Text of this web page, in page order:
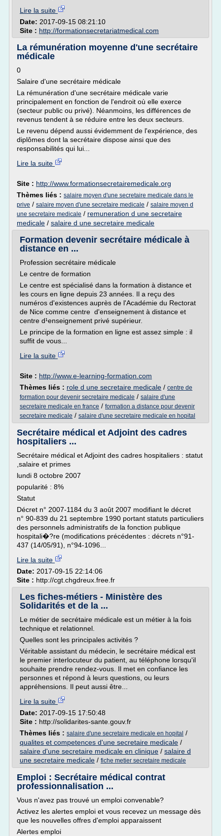
Lire la suite
Date: 2017-09-15 08:21:10
Site : http://formationsecretariatmedical.com
La rémunération moyenne d'une secrétaire
médicale
0
Salaire d'une secrétaire médicale
La rémunération d'une secrétaire médicale varie
principalement en fonction de l'endroit où elle exerce
(secteur public ou privé). Néanmoins, les différences de
revenus tendent à se réduire entre les deux secteurs.
Le revenu dépend aussi évidemment de l'expérience, des
diplômes dont la secrétaire dispose ainsi que des
responsabilités qui lui...
Lire la suite
Site : http://www.formationsecretairemedicale.org
Thèmes liés : salaire moyen d'une secretaire medicale dans le
prive / salaire moyen d'une secretaire medicale / salaire moyen d
une secretaire medicale / remuneration d une secretaire
medicale / salaire d une secretaire medicale
Formation devenir secrétaire médicale à
distance en ...
Profession secrétaire médicale
Le centre de formation
Le centre est spécialisé dans la formation à distance et
les cours en ligne depuis 23 années. Il a reçu des
numéros d'existences auprès de l'Académie du Rectorat
de Nice comme centre d'enseignement à distance et
centre d¹enseignement privé supérieur.
Le principe de la formation en ligne est assez simple : il
suffit de vous...
Lire la suite
Site : http://www.e-learning-formation.com
Thèmes liés : role d une secretaire medicale / centre de
formation pour devenir secretaire medicale / salaire d'une
secretaire medicale en france / formation a distance pour devenir
secretaire medicale / salaire d'une secretaire medicale en hopital
Secrétaire médical et Adjoint des cadres
hospitaliers ...
Secrétaire médical et Adjoint des cadres hospitaliers : statut
,salaire et primes
lundi 8 octobre 2007
popularité : 8%
Statut
Décret n° 2007-1184 du 3 août 2007 modifiant le décret
n° 90-839 du 21 septembre 1990 portant statuts particuliers
des personnels administratifs de la fonction publique
hospitali�?re (modifications précédentes : décrets n°91-
437 (14/05/91), n°94-1096...
Lire la suite
Date: 2017-09-15 22:14:06
Site : http://cgt.chgdreux.free.fr
Les fiches-métiers - Ministère des
Solidarités et de la ...
Le métier de secrétaire médicale est un métier à la fois
technique et relationnel.
Quelles sont les principales activités ?
Véritable assistant du médecin, le secrétaire médical est
le premier interlocuteur du patient, au téléphone lorsqu'il
souhaite prendre rendez-vous. Il met en confiance les
personnes et répond à leurs questions, ou leurs
appréhensions. Il peut aussi être...
Lire la suite
Date: 2017-09-15 17:50:48
Site : http://solidarites-sante.gouv.fr
Thèmes liés : salaire d'une secretaire medicale en hopital /
qualites et competences d'une secretaire medicale /
salaire d'une secretaire medicale en clinique / salaire d
une secretaire medicale / fiche metier secretaire medicale
Emploi : Secrétaire médical contrat
professionnalisation ...
Vous n'avez pas trouvé un emploi convenable?
Activez les alertes emploi et vous recevez un message dès
que les nouvelles offres d'emploi apparaissent
Alertes emploi